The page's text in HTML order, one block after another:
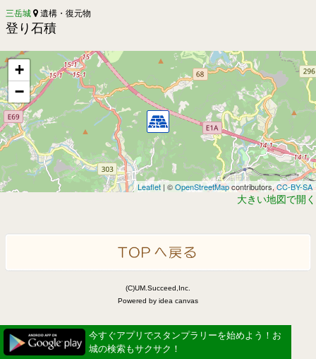
三岳城 遺構・復元物
登り石積
+
−
Leaflet | ©OpenStreetMapcontributors,CC-BY-SA
大きい地図で開く
(C)UM.Succeed,Inc.
Powered by idea canvas
今すぐアプリでスタンプラリーを始めよう！お
城の検索もサクサク！